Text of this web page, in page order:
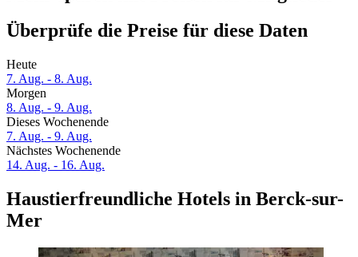
Überprüfe die Preise für diese Daten
Heute
7. Aug. - 8. Aug.
Morgen
8. Aug. - 9. Aug.
Dieses Wochenende
7. Aug. - 9. Aug.
Nächstes Wochenende
14. Aug. - 16. Aug.
Haustierfreundliche Hotels in Berck-sur-
Mer